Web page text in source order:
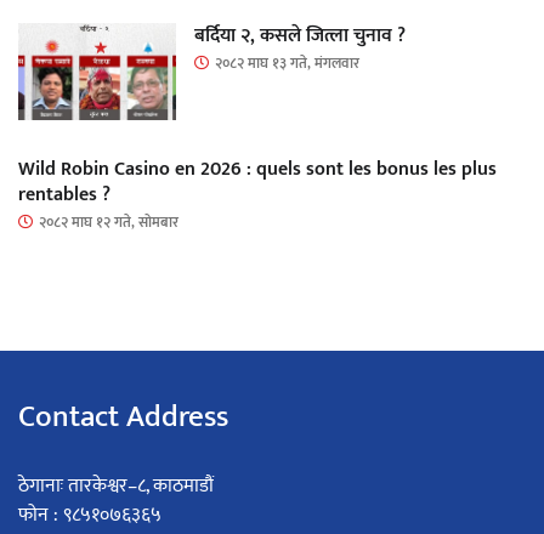
बर्दिया २, कसले जित्ला चुनाव ?
२०८२ माघ १३ गते, मंगलवार
Wild Robin Casino en 2026 : quels sont les bonus les plus
rentables ?
२०८२ माघ १२ गते, सोमबार
Contact Address
ठेगानाः तारकेश्वर–८, काठमाडौं
फोन : ९८५१०७६३६५